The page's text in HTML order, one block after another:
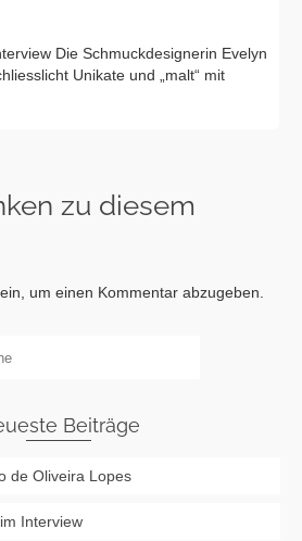
Die Schmuckdesignerin Evelyn
Unikate und „malt“ mit
zu diesem
um einen Kommentar abzugeben.
Beiträge
de Oliveira Lopes
Interview